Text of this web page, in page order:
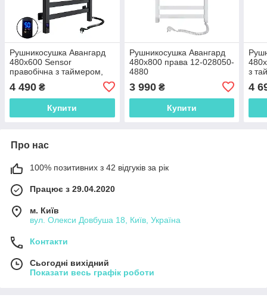
Рушникосушка Авангард
480х600 Sensor
правобічна з таймером,
чорний муар 12-228053-
4860
4 490 ₴
Купити
Рушникосушка Авангард
480х800 права 12-028050-
4880
3 990₴
Купити
з
4
Про нас
100% позитивних з 42 відгуків за рік
Працює з 29.04.2020
м. Київ
вул. Олекси Довбуша 18, Київ, Україна
Контакти
Сьогодні вихідний
Показати весь графік роботи